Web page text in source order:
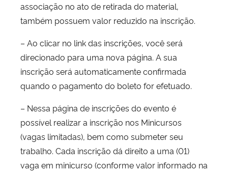
associação no ato de retirada do material,
também possuem valor reduzido na inscrição.
– Ao clicar no link das inscrições, você será
direcionado para uma nova página. A sua
inscrição será automaticamente confirmada
quando o pagamento do boleto for efetuado.
– Nessa página de inscrições do evento é
possível realizar a inscrição nos Minicursos
(vagas limitadas), bem como submeter seu
trabalho. Cada inscrição dá direito a uma (01)
vaga em minicurso (conforme valor informado na